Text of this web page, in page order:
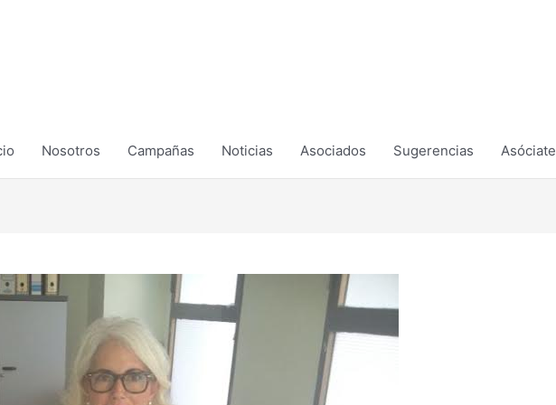
Nosotros Campañas Noticias Asociados Sugerencias Asóciate